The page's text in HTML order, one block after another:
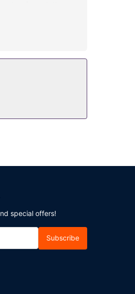
I comfort
special offers!
Subscribe